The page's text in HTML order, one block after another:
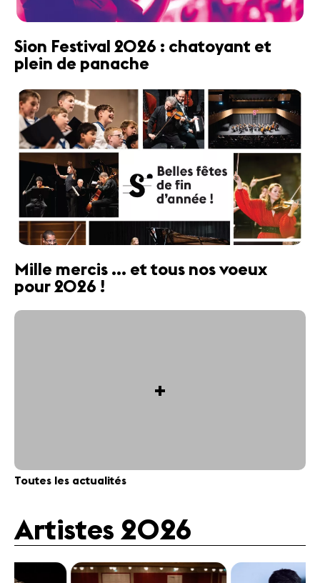
Sion Festival 2026 : chatoyant et
plein de panache
Mille mercis ... et tous nos voeux
pour 2026 !
+
Toutes les actualités
Artistes 2026